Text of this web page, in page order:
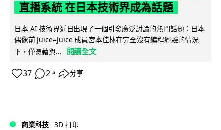
直播系統 在日本技術界成為話題
日本 AI 技術界近日出現了一個引發廣泛討論的熱門話題：日本
偶像前 Juice=Juice 成員宮本佳林在完全沒有編程經驗的情況
下，僅憑藉與...
閱讀全文
37 2 ↗ 分享
商業科技 3D 打印